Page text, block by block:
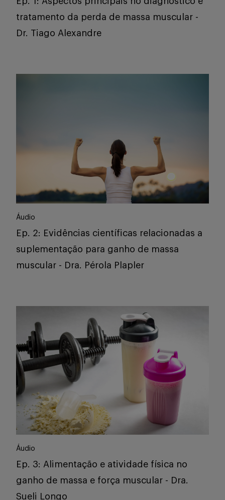
tratamento da perda de massa muscular -
Dr. Tiago Alexandre
Áudio
Ep. 2: Evidências científicas relacionadas a
suplementação para ganho de massa
muscular - Dra. Pérola Plapler
Áudio
Ep. 3: Alimentação e atividade física no
ganho de massa e força muscular - Dra.
Sueli Longo